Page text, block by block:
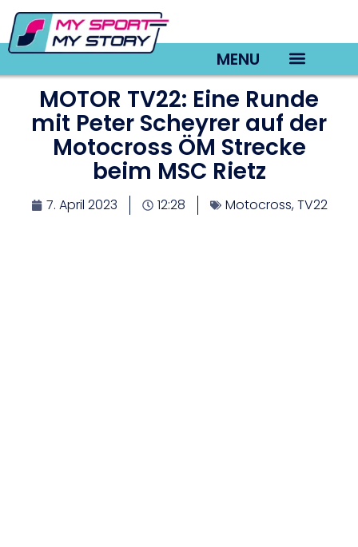
MENU
MOTOR TV22: Eine Runde
mit Peter Scheyrer auf der
Motocross ÖM Strecke
beim MSC Rietz
7. April 2023 12:28 Motocross,TV22